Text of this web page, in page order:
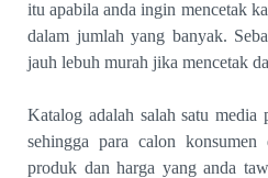
itu apabila anda ingin mencetak
dalam jumlah yang banyak.
jauh lebuh murah jika mencetak
Katalog adalah salah satu media
sehingga para calon konsumen
produk dan harga yang anda